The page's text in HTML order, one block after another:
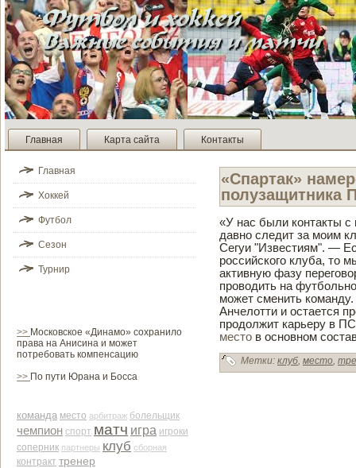
Главная Карта сайта Контакты
Главная
Хоккей
Футбол
Сезон
Турнир
>> Московское «Динамо» сохранило
права на Анисина и может
потребовать компенсацию
>> По пути Юрана и Босса
команда место арби­траж болельщик
чемпион спорт матч игра игроки
соперник партнеры клуб сборная
контракт тренер
«Спартак»
полузащитника
«У нас были контакты с
давно следит за моим
Сегуи "Изве­стиям". —
российского клуба, то
активную фазу
проводить на
может сменить
Анчелотти и остается
продолжит карьеру в
место в основном
Метки: клуб, место,